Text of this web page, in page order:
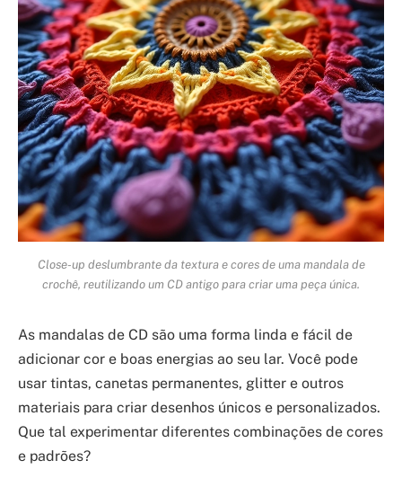
Close-up deslumbrante da textura e cores de uma mandala de
crochê, reutilizando um CD antigo para criar uma peça única.
As mandalas de CD são uma forma linda e fácil de
adicionar cor e boas energias ao seu lar. Você pode
usar tintas, canetas permanentes, glitter e outros
materiais para criar desenhos únicos e personalizados.
Que tal experimentar diferentes combinações de cores
e padrões?